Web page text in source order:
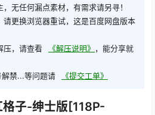
无任何漏点素材，有需求请另寻！
更换浏览器重试，这是百度网盘版本
压，请查看
《解压说明》 ，能分享就
禁...等问题请
《提交工单》
格子-绅士版[118P-